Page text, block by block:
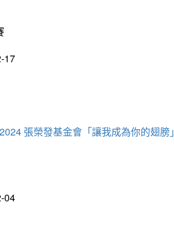
17
張榮發基金會「讓我成為你的翅
04